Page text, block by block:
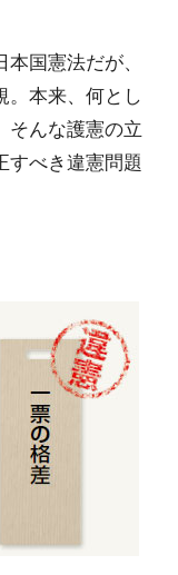
国憲法だが、
。本来、何とし
そんな護憲の立
すべき違憲問題